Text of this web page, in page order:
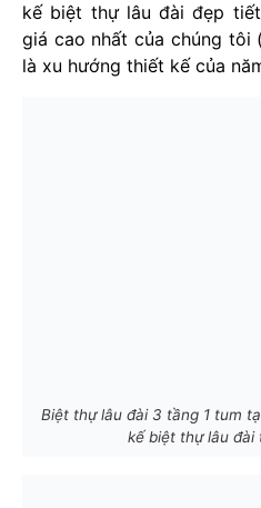
kế biệt thự lâu đài đẹp
giá cao nhất của chúng tôi
là xu hướng thiết kế của
Biệt thự lâu đài 3 tầng 1 tum
kế biệt thự lâu đài